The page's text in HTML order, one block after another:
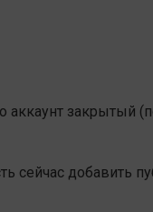
аккаунт закрытый
сейчас